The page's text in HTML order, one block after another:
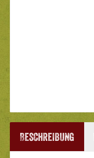
Beschreibung